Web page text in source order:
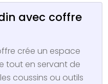
avec coffre
crée un espace
tout en servant de
coussins ou outils